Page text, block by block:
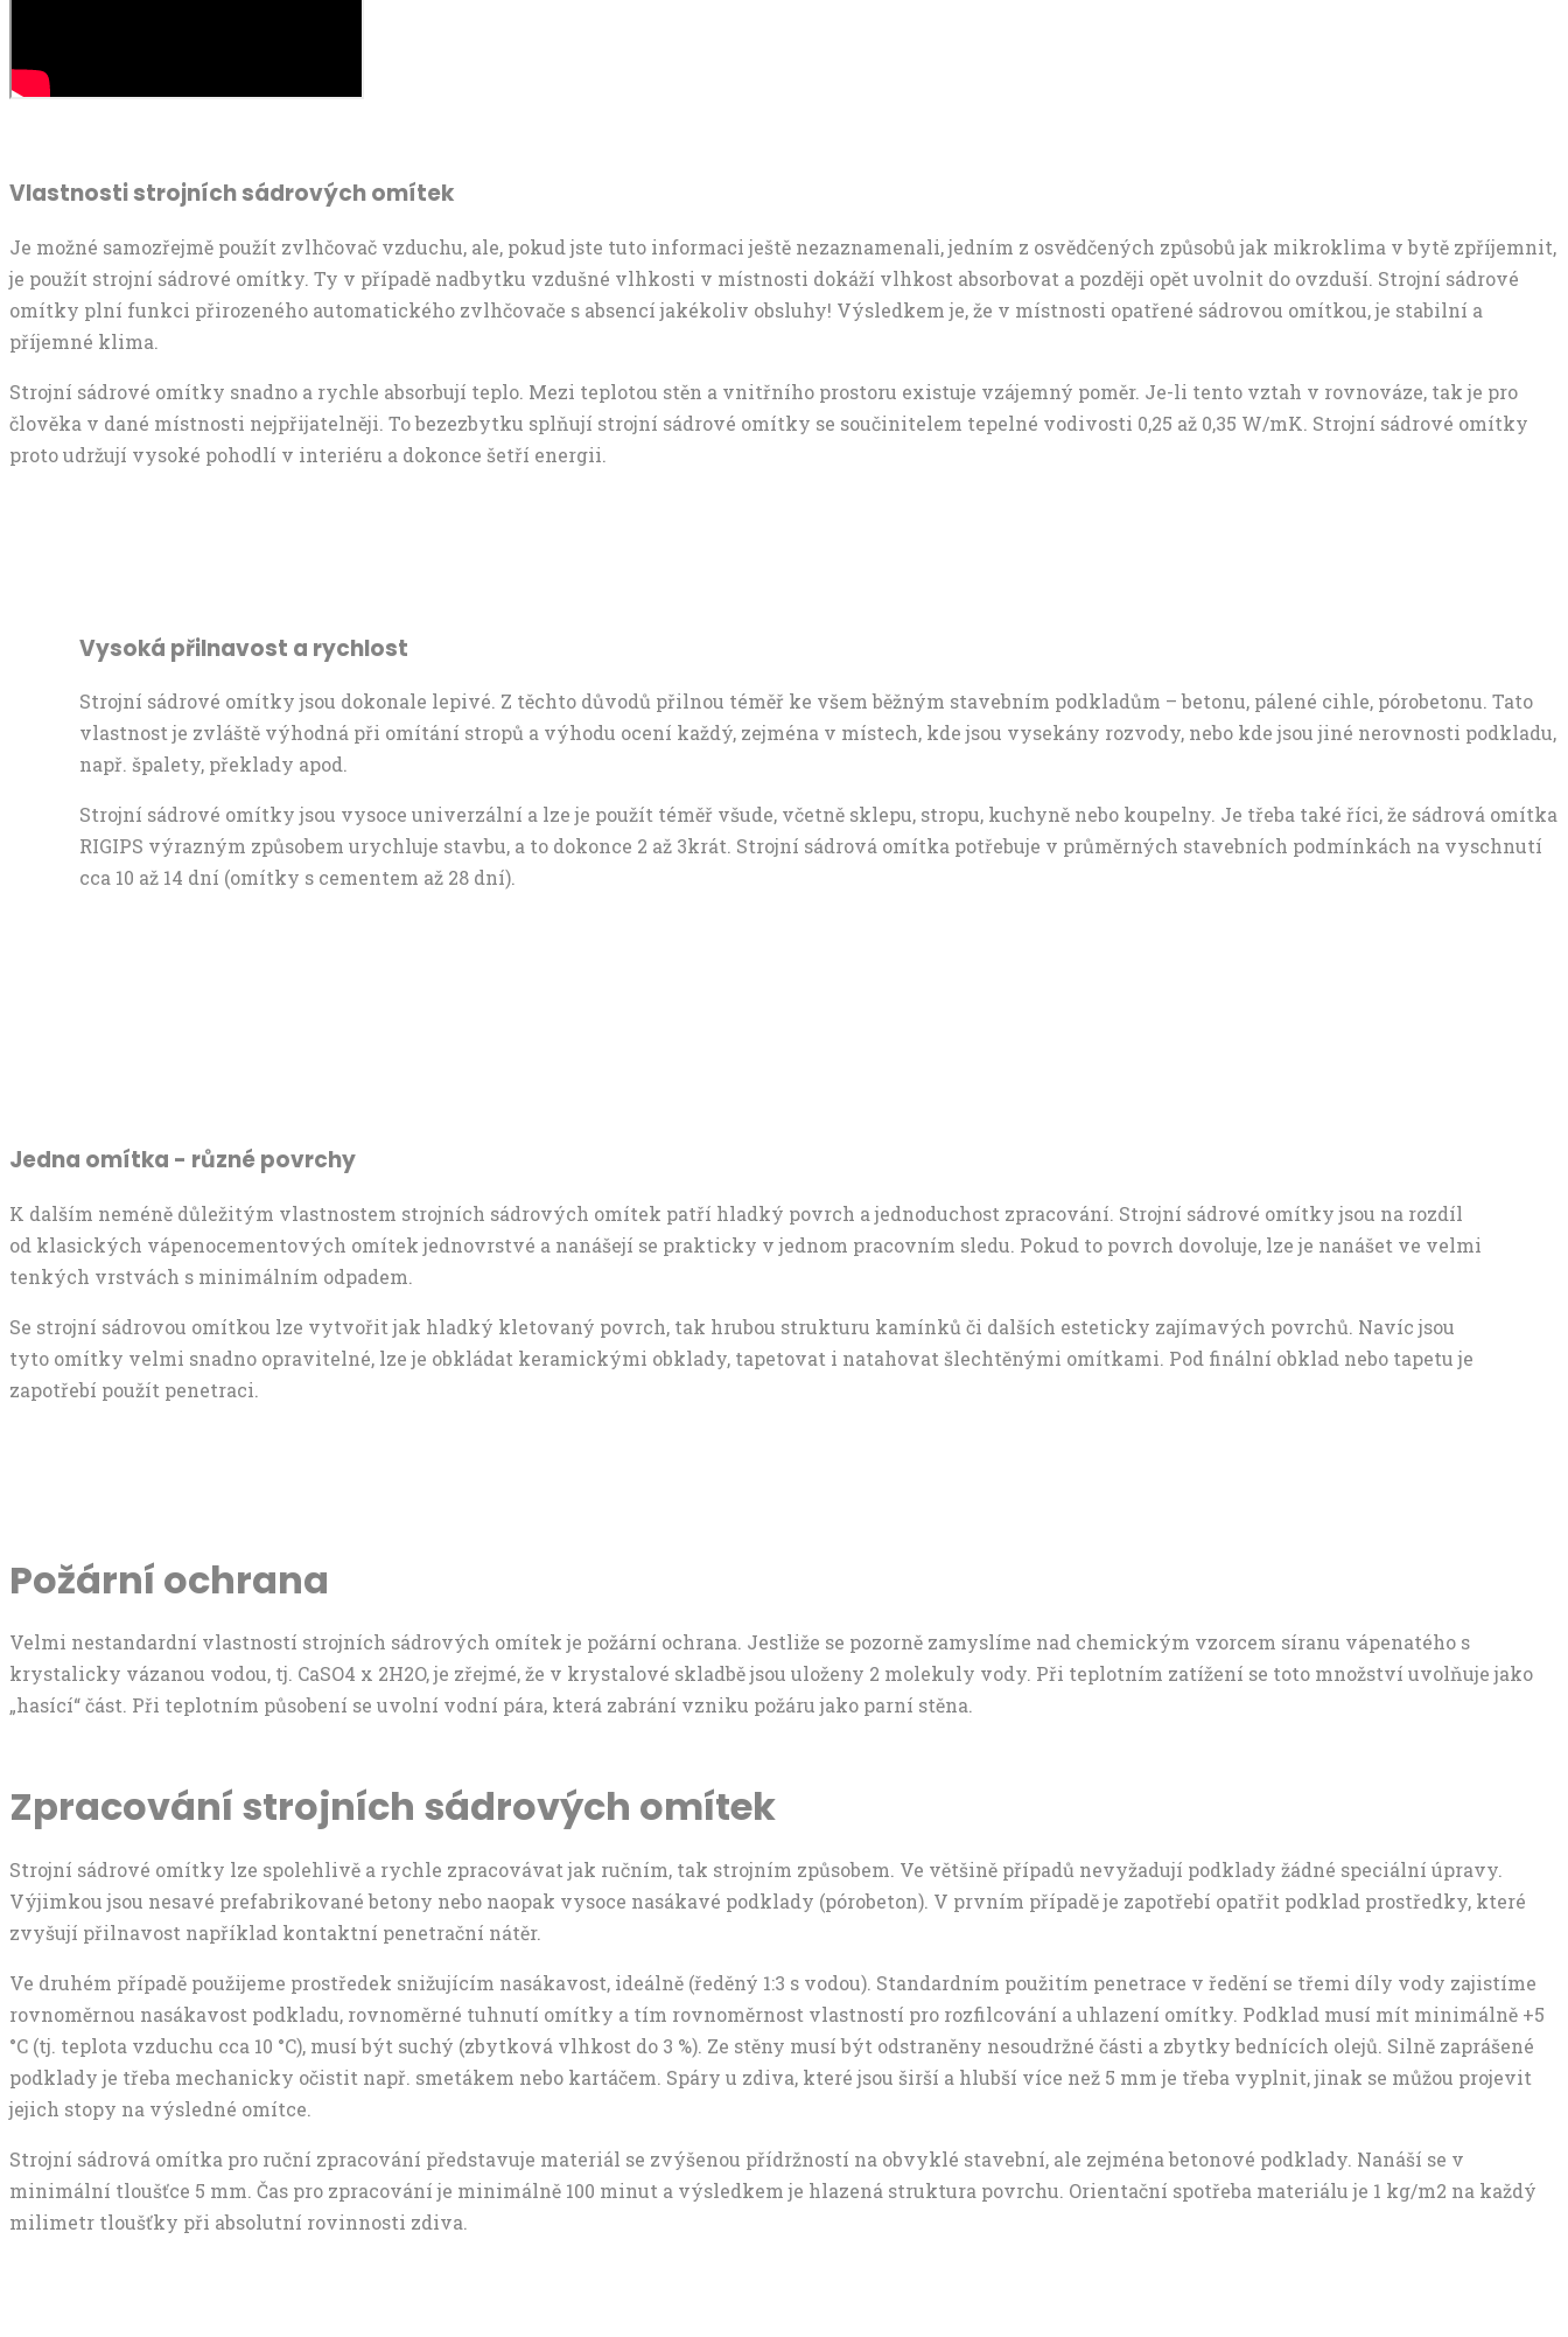
Vlastnosti strojních sádrových omítek
Je možné samozřejmě použít zvlhčovač vzduchu, ale, pokud jste tuto informaci ještě nezaznamenali, jedním z osvědčených způsobů jak mikroklima v bytě zpříjemnit,
je použít strojní sádrové omítky. Ty v případě nadbytku vzdušné vlhkosti v místnosti dokáží vlhkost absorbovat a později opět uvolnit do ovzduší. Strojní sádrové
omítky plní funkci přirozeného automatického zvlhčovače s absencí jakékoliv obsluhy! Výsledkem je, že v místnosti opatřené sádrovou omítkou, je stabilní a
příjemné klima.
Strojní sádrové omítky snadno a rychle absorbují teplo. Mezi teplotou stěn a vnitřního prostoru existuje vzájemný poměr. Je-li tento vztah v rovnováze, tak je pro
člověka v dané místnosti nejpřijatelněji. To bezezbytku splňují strojní sádrové omítky se součinitelem tepelné vodivosti 0,25 až 0,35 W/mK. Strojní sádrové omítky
proto udržují vysoké pohodlí v interiéru a dokonce šetří energii.
Vysoká přilnavost a rychlost
Strojní sádrové omítky jsou dokonale lepivé. Z těchto důvodů přilnou téměř ke všem běžným stavebním podkladům – betonu, pálené cihle, pórobetonu. Tato
vlastnost je zvláště výhodná při omítání stropů a výhodu ocení každý, zejména v místech, kde jsou vysekány rozvody, nebo kde jsou jiné nerovnosti podkladu,
např. špalety, překlady apod.
Strojní sádrové omítky jsou vysoce univerzální a lze je použít téměř všude, včetně sklepu, stropu, kuchyně nebo koupelny. Je třeba také říci, že sádrová omítka
RIGIPS výrazným způsobem urychluje stavbu, a to dokonce 2 až 3krát. Strojní sádrová omítka potřebuje v průměrných stavebních podmínkách na vyschnutí
cca 10 až 14 dní (omítky s cementem až 28 dní).
Jedna omítka - různé povrchy
K dalším neméně důležitým vlastnostem strojních sádrových omítek patří hladký povrch a jednoduchost zpracování. Strojní sádrové omítky jsou na rozdíl
od klasických vápenocementových omítek jednovrstvé a nanášejí se prakticky v jednom pracovním sledu. Pokud to povrch dovoluje, lze je nanášet ve velmi
tenkých vrstvách s minimálním odpadem.
Se strojní sádrovou omítkou lze vytvořit jak hladký kletovaný povrch, tak hrubou strukturu kamínků či dalších esteticky zajímavých povrchů. Navíc jsou
tyto omítky velmi snadno opravitelné, lze je obkládat keramickými obklady, tapetovat i natahovat šlechtěnými omítkami. Pod finální obklad nebo tapetu je
zapotřebí použít penetraci.
Požární ochrana
Velmi nestandardní vlastností strojních sádrových omítek je požární ochrana. Jestliže se pozorně zamyslíme nad chemickým vzorcem síranu vápenatého s
krystalicky vázanou vodou, tj. CaSO4 x 2H2O, je zřejmé, že v krystalové skladbě jsou uloženy 2 molekuly vody. Při teplotním zatížení se toto množství uvolňuje jako
„hasící“ část. Při teplotním působení se uvolní vodní pára, která zabrání vzniku požáru jako parní stěna.
Zpracování strojních sádrových omítek
Strojní sádrové omítky lze spolehlivě a rychle zpracovávat jak ručním, tak strojním způsobem. Ve většině případů nevyžadují podklady žádné speciální úpravy.
Výjimkou jsou nesavé prefabrikované betony nebo naopak vysoce nasákavé podklady (pórobeton). V prvním případě je zapotřebí opatřit podklad prostředky, které
zvyšují přilnavost například kontaktní penetrační nátěr.
Ve druhém případě použijeme prostředek snižujícím nasákavost, ideálně (ředěný 1:3 s vodou). Standardním použitím penetrace v ředění se třemi díly vody zajistíme
rovnoměrnou nasákavost podkladu, rovnoměrné tuhnutí omítky a tím rovnoměrnost vlastností pro rozfilcování a uhlazení omítky. Podklad musí mít minimálně +5
°C (tj. teplota vzduchu cca 10 °C), musí být suchý (zbytková vlhkost do 3 %). Ze stěny musí být odstraněny nesoudržné části a zbytky bednících olejů. Silně zaprášené
podklady je třeba mechanicky očistit např. smetákem nebo kartáčem. Spáry u zdiva, které jsou širší a hlubší více než 5 mm je třeba vyplnit, jinak se můžou projevit
jejich stopy na výsledné omítce.
Strojní sádrová omítka pro ruční zpracování představuje materiál se zvýšenou přídržností na obvyklé stavební, ale zejména betonové podklady. Nanáší se v
minimální tloušťce 5 mm. Čas pro zpracování je minimálně 100 minut a výsledkem je hlazená struktura povrchu. Orientační spotřeba materiálu je 1 kg/m2 na každý
milimetr tloušťky při absolutní rovinnosti zdiva.